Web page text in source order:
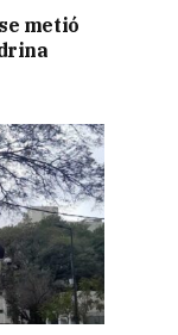
metió